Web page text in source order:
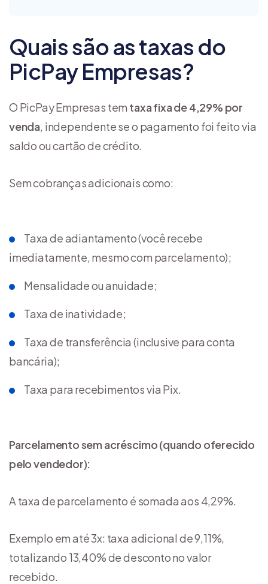
Quais são as taxas do
PicPay Empresas?
O PicPay Empresas tem taxa fixa de 4,29% por
venda, independente se o pagamento foi feito via
saldo ou cartão de crédito.
Sem cobranças adicionais como:
Taxa de adiantamento (você recebe
imediatamente, mesmo com parcelamento);
Mensalidade ou anuidade;
Taxa de inatividade;
Taxa de transferência (inclusive para conta
bancária);
Taxa para recebimentos via Pix.
Parcelamento sem acréscimo (quando oferecido
pelo vendedor):
A taxa de parcelamento é somada aos 4,29%.
Exemplo em até 3x: taxa adicional de 9,11%,
totalizando 13,40% de desconto no valor
recebido.